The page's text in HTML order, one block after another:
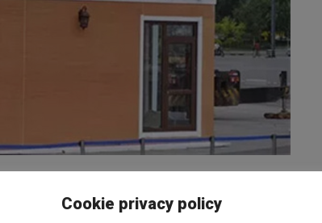
specializzata e dover fare solo
una maggiore efficienza, dato che si possono
Cookie privacy policy